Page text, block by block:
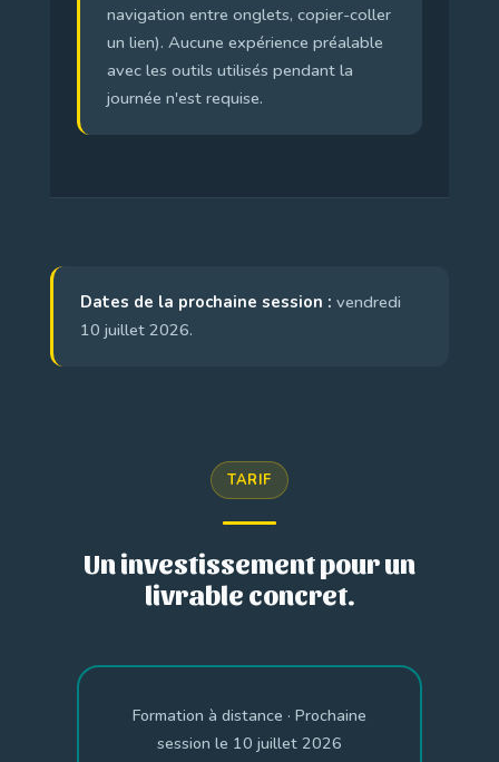
navigation entre onglets, copier-coller
un lien). Aucune expérience préalable
avec les outils utilisés pendant la
journée n'est requise.
Dates de la prochaine session : vendredi
10 juillet 2026.
TARIF
Un investissement pour un
livrable concret.
Formation à distance · Prochaine
session le 10 juillet 2026